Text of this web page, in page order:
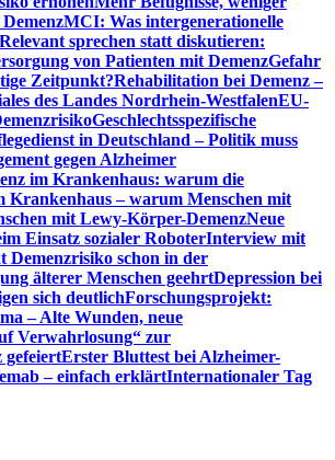
MCI: Was intergenerationelle
Relevant sprechen statt diskutieren:
von Patienten mit DemenzGefahr
Zeitpunkt?Rehabilitation bei Demenz –
des Landes Nordrhein-WestfalenEU-
Geschlechtsspezifische
in Deutschland – Politik muss
gegen Alzheimer
im Krankenhaus: warum die
Krankenhaus – warum Menschen mit
mit Lewy-Körper-DemenzNeue
Einsatz sozialer RoboterInterview mit
Demenzrisiko schon in der
älterer Menschen geehrtDepression bei
sich deutlichForschungsprojekt:
– Alte Wunden, neue
Verwahrlosung“ zur
gefeiertErster Bluttest bei Alzheimer-
– einfach erklärtInternationaler Tag